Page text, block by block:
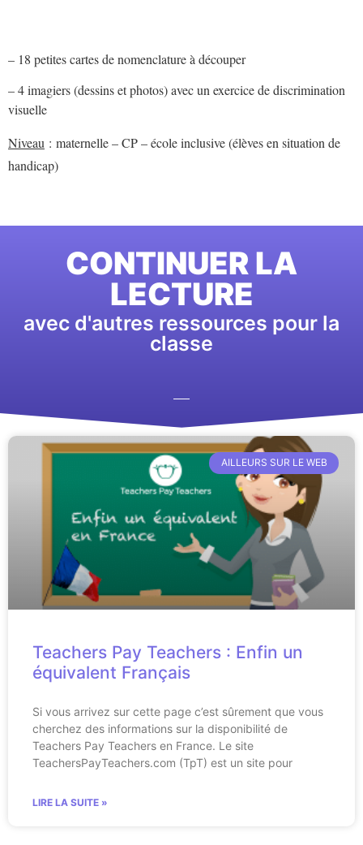
– 18 petites cartes de nomenclature à découper
– 4 imagiers (dessins et photos) avec un exercice de discrimination
visuelle
Niveau : maternelle – CP – école inclusive (élèves en situation de
handicap)
CONTINUER LA
LECTURE
avec d'autres ressources pour la
classe
AILLEURS SUR LE WEB
Teachers Pay Teachers : Enfin un
équivalent Français
Si vous arrivez sur cette page c’est sûrement que vous
cherchez des informations sur la disponibilité de
Teachers Pay Teachers en France. Le site
TeachersPayTeachers.com (TpT) est un site pour
LIRE LA SUITE »